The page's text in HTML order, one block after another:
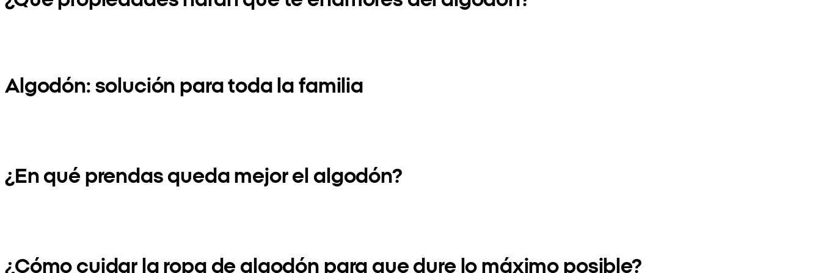
Algodón: solución para toda la familia
¿En qué prendas queda mejor el algodón?
¿Cómo cuidar la ropa de algodón para que dure lo máximo posible?